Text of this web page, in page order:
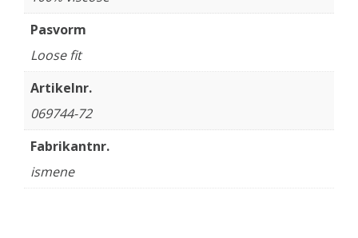
Pasvorm
Loose fit
Artikelnr.
069744-72
Fabrikantnr.
ismene